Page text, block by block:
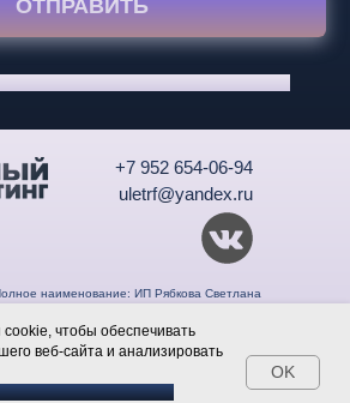
чтобы обеспечивать
веб-сайта и анализировать
и политика в отношении
OK
ОТПРАВИТЬ
Задайте вопрос
+7 952 654-06-94
uletrf@yandex.ru
наименование: ИП Рябкова Светлана
ИНН: 810703646607
ОГРН/ОГРНИП: 318595800099158
Контактный e-mail: uletrf@yandex.ru